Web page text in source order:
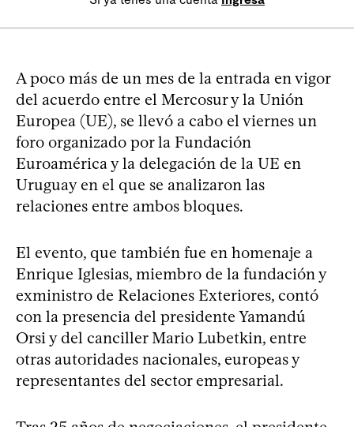
A poco más de un mes de la entrada en vigor
del acuerdo entre el Mercosur y la Unión
Europea (UE), se llevó a cabo el viernes un
foro organizado por la Fundación
Euroamérica y la delegación de la UE en
Uruguay en el que se analizaron las
relaciones entre ambos bloques.
El evento, que también fue en homenaje a
Enrique Iglesias, miembro de la fundación y
exministro de Relaciones Exteriores, contó
con la presencia del presidente Yamandú
Orsi y del canciller Mario Lubetkin, entre
otras autoridades nacionales, europeas y
representantes del sector empresarial.